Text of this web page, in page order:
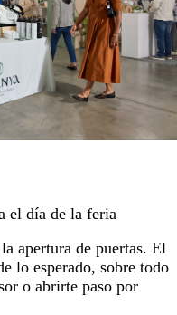
el día de la feria
apertura de puertas. El
lo esperado, sobre todo
o abrirte paso por